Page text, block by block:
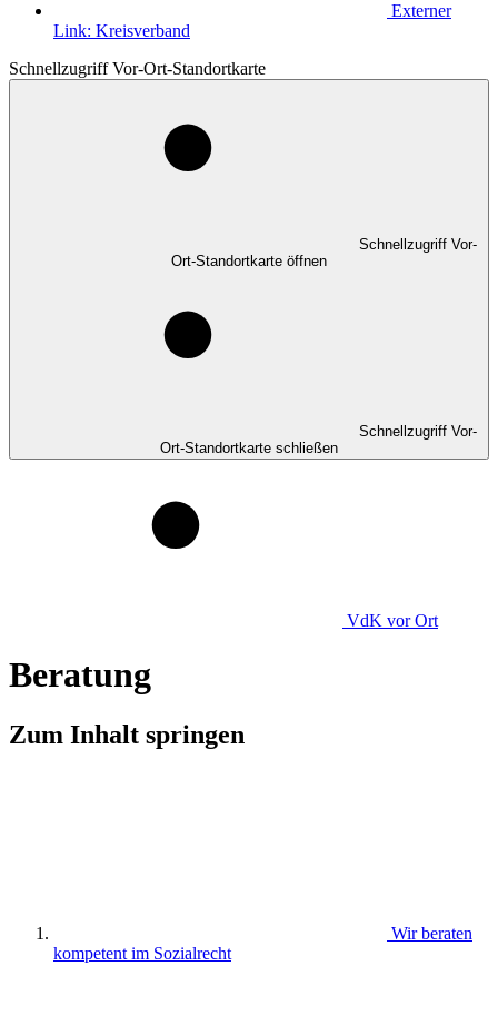
Externer
Link: Kreisverband
Schnellzugriff Vor-Ort-Standortkarte
Schnellzugriff Vor-
Ort-Standortkarte öffnen
Schnellzugriff Vor-
Ort-Standortkarte schließen
VdK vor Ort
Beratung
Zum Inhalt springen
Wir beraten
kompetent im Sozialrecht